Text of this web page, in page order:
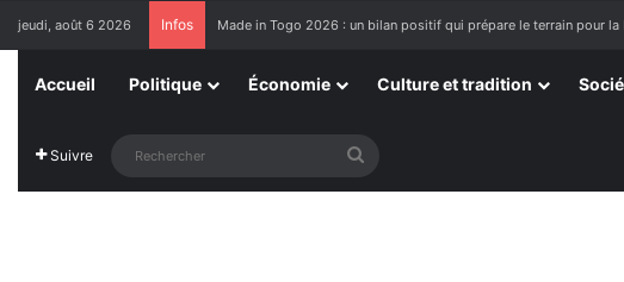
jeudi, août 6 2026 Infos Made in Togo 2026 : un bilan positif qui prépare le terrain pour la
Accueil Politique Économie Culture et tradition
Suivre